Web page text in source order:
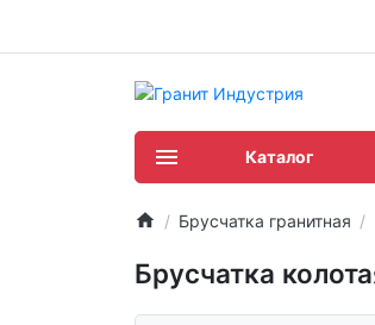
Каталог
Брусчатка гранитная
Брусчатка